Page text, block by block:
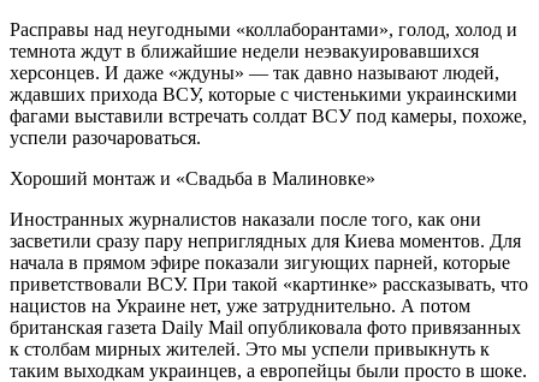
Расправы над неугодными «коллаборантами», голод, холод и
темнота ждут в ближайшие недели неэвакуировавшихся
херсонцев. И даже «ждуны» — так давно называют людей,
ждавших прихода ВСУ, которые с чистенькими украинскими
фагами выставили встречать солдат ВСУ под камеры, похоже,
успели разочароваться.
Хороший монтаж и «Свадьба в Малиновке»
Иностранных журналистов наказали после того, как они
засветили сразу пару неприглядных для Киева моментов. Для
начала в прямом эфире показали зигующих парней, которые
приветствовали ВСУ. При такой «картинке» рассказывать, что
нацистов на Украине нет, уже затруднительно. А потом
британская газета Daily Mail опубликовала фото привязанных
к столбам мирных жителей. Это мы успели привыкнуть к
таким выходкам украинцев, а европейцы были просто в шоке.